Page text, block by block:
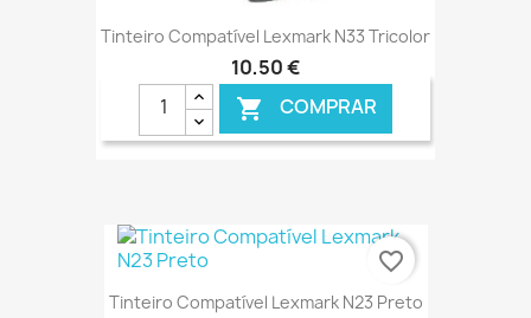
Tinteiro Compatível Lexmark N33 Tricolor
10,50 €
 COMPRAR
Tinteiro Compatível Lexmark N23 Preto
favorite_border